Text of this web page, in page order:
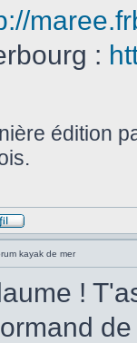
:
édition
kayak de mer
!